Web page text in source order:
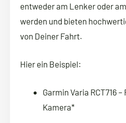
entweder am Lenker oder
werden und bieten
von Deiner Fahrt.
Hier ein Beispiel:
Garmin Varia RCT716
Kamera*